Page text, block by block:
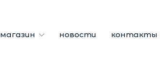
магазин новости контакты